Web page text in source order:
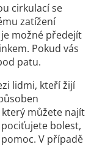
cirkulací se
zatížení
možné předejít
Pokud vás
patu.
lidmi, kteří žijí
můžete najít
bolest,
V případě